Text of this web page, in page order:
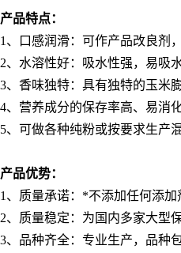
产品特点：
1 、口感润滑：可作产品改良剂
2、水溶性好：吸水性强，易吸
3、香味独特：具有独特的玉米
4、营养成分的保存率高、易消
5、可做各种纯粉或按要求生产
产品优势：
1 、质量承诺：*不添加任何添加
2、质量稳定：为国内多家大型
3、品种齐全：专业生产，品种